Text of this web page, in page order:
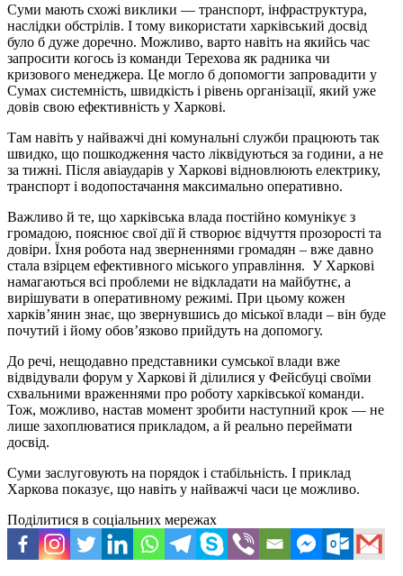
Суми мають схожі виклики — транспорт, інфраструктура,
наслідки обстрілів. І тому використати харківський досвід
було б дуже доречно. Можливо, варто навіть на якийсь час
запросити когось із команди Терехова як радника чи
кризового менеджера. Це могло б допомогти запровадити у
Сумах системність, швидкість і рівень організації, який уже
довів свою ефективність у Харкові.
Там навіть у найважчі дні комунальні служби працюють так
швидко, що пошкодження часто ліквідуються за години, а не
за тижні. Після авіаударів у Харкові відновлюють електрику,
транспорт і водопостачання максимально оперативно.
Важливо й те, що харківська влада постійно комунікує з
громадою, пояснює свої дії й створює відчуття прозорості та
довіри. Їхня робота над зверненнями громадян – вже давно
стала взірцем ефективного міського управління. У Харкові
намагаються всі проблеми не відкладати на майбутнє, а
вирішувати в оперативному режимі. При цьому кожен
харківʼянин знає, що звернувшись до міської влади – він буде
почутий і йому обовʼязково прийдуть на допомогу.
До речі, нещодавно представники сумської влади вже
відвідували форум у Харкові й ділилися у Фейсбуці своїми
схвальними враженнями про роботу харківської команди.
Тож, можливо, настав момент зробити наступний крок — не
лише захоплюватися прикладом, а й реально переймати
досвід.
Суми заслуговують на порядок і стабільність. І приклад
Харкова показує, що навіть у найважчі часи це можливо.
Поділитися в соціальних мережах